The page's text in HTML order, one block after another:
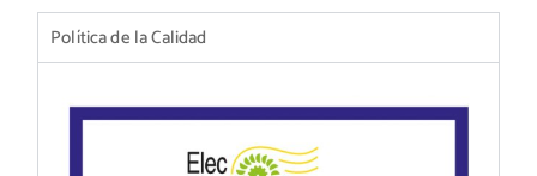
Política de la Calidad